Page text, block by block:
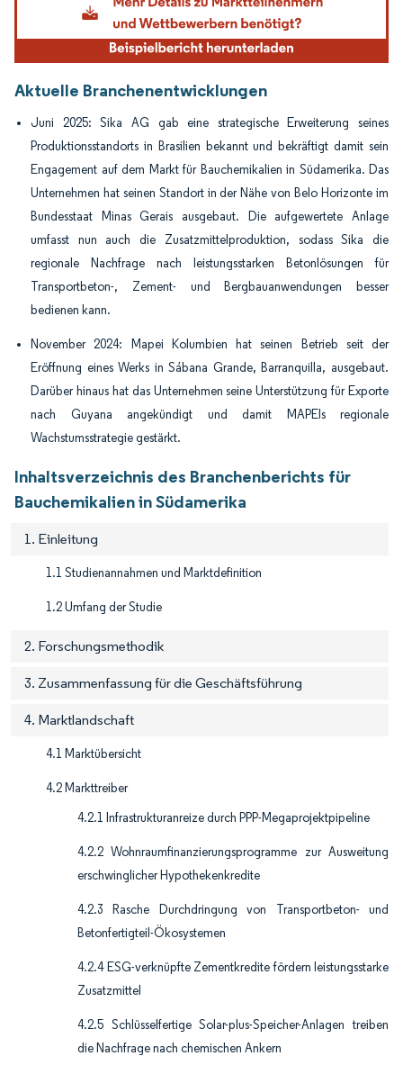
Aktuelle Branchenentwicklungen
Juni 2025: Sika AG gab eine strategische Erweiterung seines
Produktionsstandorts in Brasilien bekannt und bekräftigt damit sein
Engagement auf dem Markt für Bauchemikalien in Südamerika. Das
Unternehmen hat seinen Standort in der Nähe von Belo Horizonte im
Bundesstaat Minas Gerais ausgebaut. Die aufgewertete Anlage
umfasst nun auch die Zusatzmittelproduktion, sodass Sika die
regionale Nachfrage nach leistungsstarken Betonlösungen für
Transportbeton-, Zement- und Bergbauanwendungen besser
bedienen kann.
November 2024: Mapei Kolumbien hat seinen Betrieb seit der
Eröffnung eines Werks in Sábana Grande, Barranquilla, ausgebaut.
Darüber hinaus hat das Unternehmen seine Unterstützung für Exporte
nach Guyana angekündigt und damit MAPEIs regionale
Wachstumsstrategie gestärkt.
Inhaltsverzeichnis des Branchenberichts für
Bauchemikalien in Südamerika
1. Einleitung
1.1 Studienannahmen und Marktdefinition
1.2 Umfang der Studie
2. Forschungsmethodik
3. Zusammenfassung für die Geschäftsführung
4. Marktlandschaft
4.1 Marktübersicht
4.2 Markttreiber
4.2.1 Infrastrukturanreize durch PPP-Megaprojektpipeline
4.2.2 Wohnraumfinanzierungsprogramme zur Ausweitung
erschwinglicher Hypothekenkredite
4.2.3 Rasche Durchdringung von Transportbeton- und
Betonfertigteil-Ökosystemen
4.2.4 ESG-verknüpfte Zementkredite fördern leistungsstarke
Zusatzmittel
4.2.5 Schlüsselfertige Solar-plus-Speicher-Anlagen treiben
die Nachfrage nach chemischen Ankern